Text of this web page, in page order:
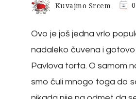
Kuvajmo Srcem
Ovo je još jedna vrlo
nadaleko čuvena i
Pavlova torta. O samom
smo čuli mnogo toga do